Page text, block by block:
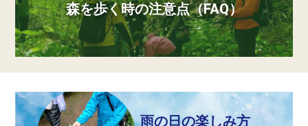
森を歩く時の注意点（FAQ）
雨の日の楽しみ方